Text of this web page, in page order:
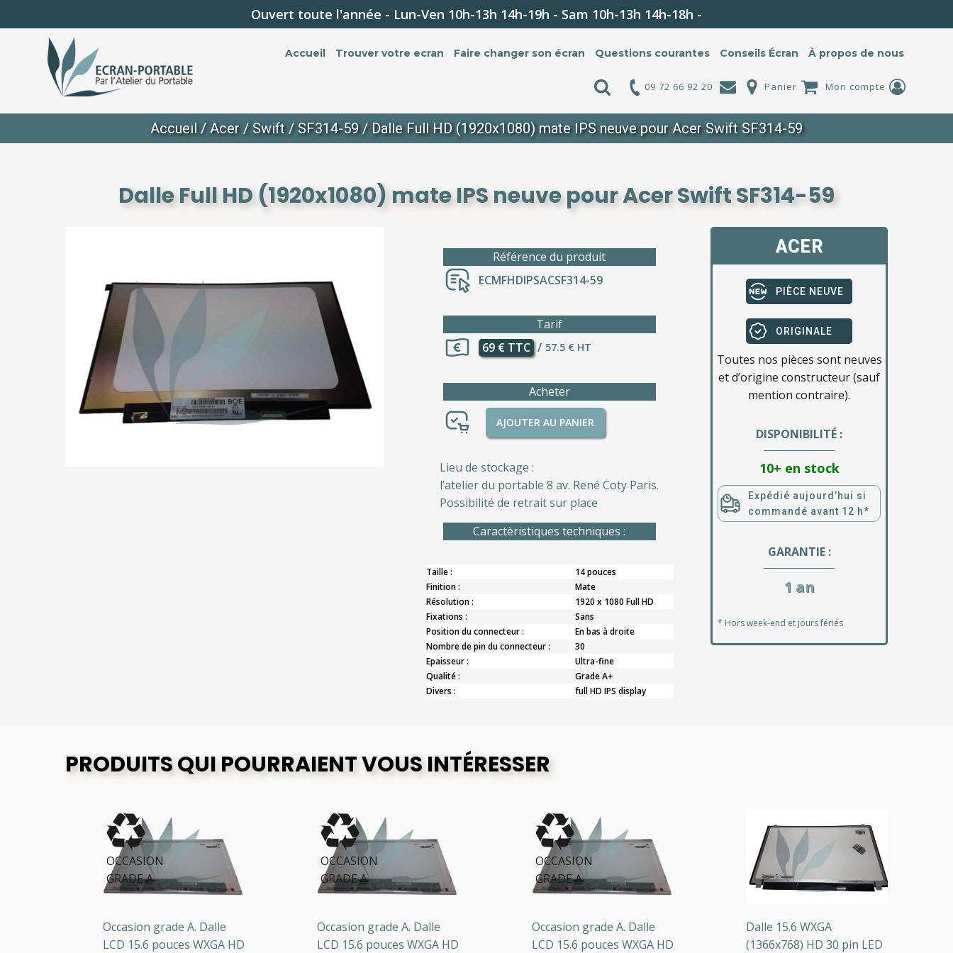
Ouvert toute l'année - Lun-Ven 10h-13h 14h-19h - Sam 10h-13h 14h-18h -
Accueil Trouver votre ecran Faire changer son écran Questions courantes Conseils Écran À propos de nous
09 72 66 92 20 Panier Mon compte
Accueil/ Acer / Swift/ SF314-59/ Dalle Full HD (1920x1080) mate IPS neuve pour Acer Swift SF314-59
Dalle Full HD (1920x1080) mate IPS neuve pour Acer Swift SF314-59
Référence du produit
ECMFHDIPSACSF314-59
Tarif
69 € TTC / 57.5 € HT
Acheter
AJOUTER AU PANIER
Lieu de stockage :
l’atelier du portable 8 av. René Coty Paris.
Possibilité de retrait sur place
Caractèristiques techniques :
Taille :
14 pouces
Finition :
Mate
Résolution :
1920 x 1080 Full HD
Fixations :
Sans
Position du connecteur :
En bas à droite
Nombre de pin du connecteur :
30
Epaisseur :
Ultra-fine
Qualité :
Grade A+
Divers :
full HD IPS display
ACER
PIÈCE NEUVE
ORIGINALE
Toutes nos pièces sont neuves
et d’origine constructeur (sauf
mention contraire).
DISPONIBILITÉ :
10+ en stock
Expédié aujourd’hui si
commandé avant 12 h*
GARANTIE :
1 an
* Hors week-end et jours fériés
PRODUITS QUI POURRAIENT VOUS INTÉRESSER
OCCASION
GRADE A
Occasion grade A. Dalle
LCD 15.6 pouces WXGA HD
OCCASION
GRADE A
Occasion grade A. Dalle
LCD 15.6 pouces WXGA HD
OCCASION
GRADE A
Occasion grade A. Dalle
LCD 15.6 pouces WXGA HD
Dalle 15.6 WXGA
(1366x768) HD 30 pin LED